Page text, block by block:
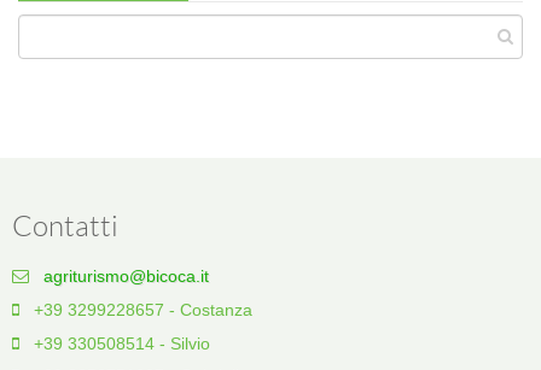
Contatti
agriturismo@bicoca.it
+39 3299228657 - Costanza
+39 330508514 - Silvio